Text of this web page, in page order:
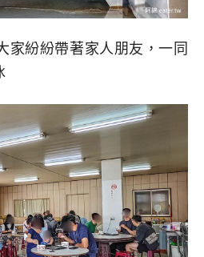
家紛紛帶著家人朋友，一同